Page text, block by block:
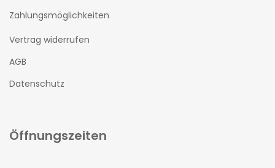
Zahlungsmöglichkeiten
Vertrag widerrufen
AGB
Datenschutz
Öffnungszeiten